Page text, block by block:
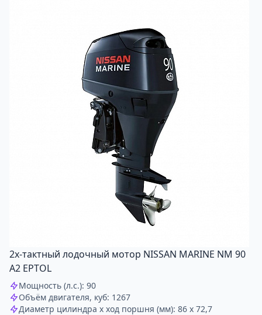
2х-тактный лодочный мотор NISSAN MARINE NM 90
A2 EPTOL
Мощность (л.с.): 90
Объём двигателя, куб: 1267
Диаметр цилиндра x ход поршня (мм): 86 x 72,7